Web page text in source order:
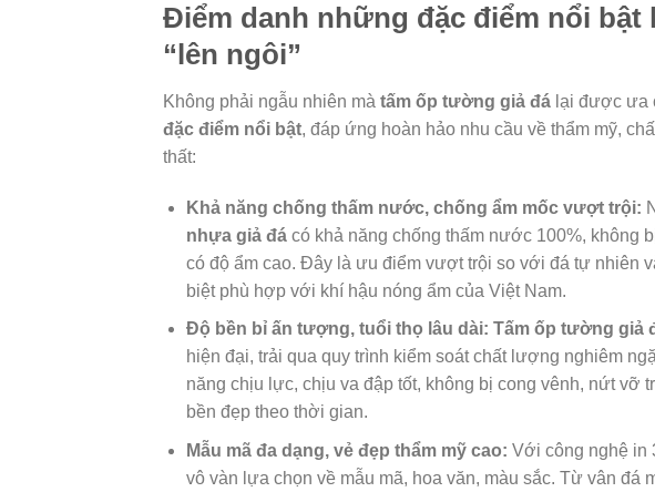
Điểm danh những đặc điểm nổi
“lên ngôi”
Không phải ngẫu nhiên mà tấm ốp tường giả đá lại được ưa
đặc điểm nổi bật, đáp ứng hoàn hảo nhu cầu về thẩm mỹ,
thất:
Khả năng chống thấm nước, chống ẩm mốc vượt trội:
nhựa giả đácó khả năng chống thấm nước 100%, không
có độ ẩm cao. Đây là ưu điểm vượt trội so với đá tự nhiên
biệt phù hợp với khí hậu nóng ẩm của Việt Nam.
Độ bền bỉ ấn tượng, tuổi thọ lâu dài: Tấm ốp tường giả
hiện đại, trải qua quy trình kiểm soát chất lượng nghiêm
năng chịu lực, chịu va đập tốt, không bị cong vênh, nứt vỡ
bền đẹp theo thời gian.
Mẫu mã đa dạng, vẻ đẹp thẩm mỹ cao: Với công nghệ in
vô vàn lựa chọn về mẫu mã, hoa văn, màu sắc. Từ vân đá